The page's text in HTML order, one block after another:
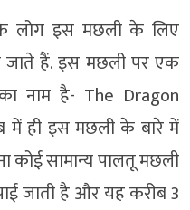
के लोग इस मछली के लिए
जाते हैं. इस मछली पर एक
नाम है- The Dragon
में ही इस मछली के बारे में
कोई सामान्य पालतू मछली
जाती है और यह करीब 3